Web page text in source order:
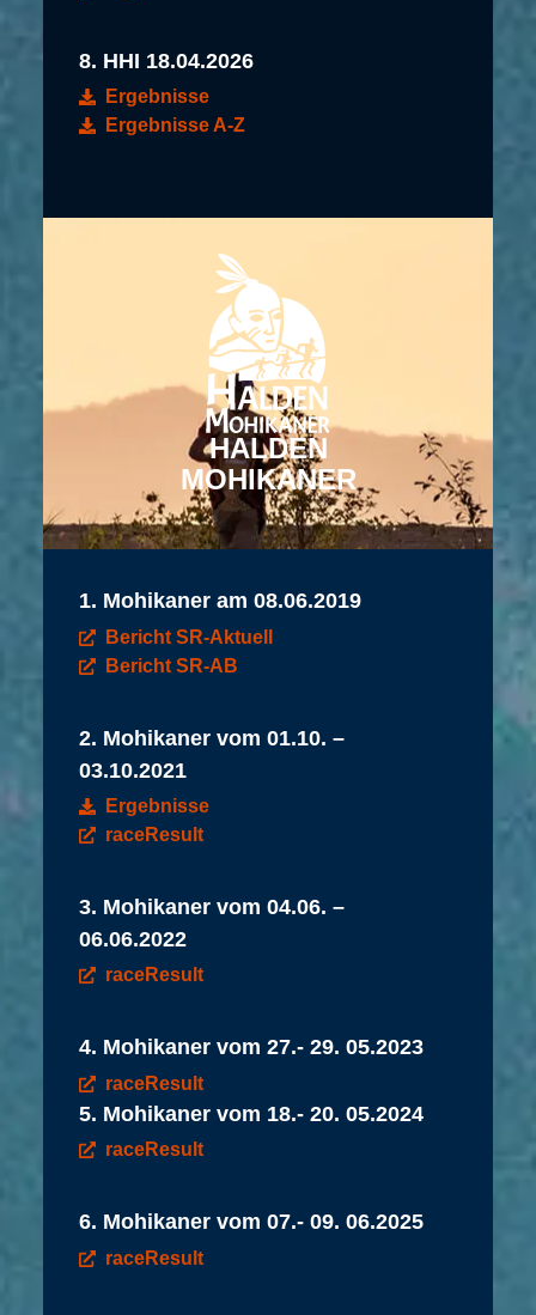
8. HHI 18.04.2026
Ergebnisse
Ergebnisse A-Z
HALDEN
MOHIKANER
1. Mohikaner am 08.06.2019
Bericht SR-Aktuell
Bericht SR-AB
2. Mohikaner vom 01.10. –
03.10.2021
Ergebnisse
raceResult
3. Mohikaner vom 04.06. –
06.06.2022
raceResult
4. Mohikaner vom 27.- 29. 05.2023
raceResult
5. Mohikaner vom 18.- 20. 05.2024
raceResult
6. Mohikaner vom 07.- 09. 06.2025
raceResult